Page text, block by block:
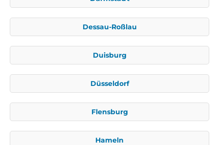
Dessau-Roßlau
Duisburg
Düsseldorf
Flensburg
Hameln